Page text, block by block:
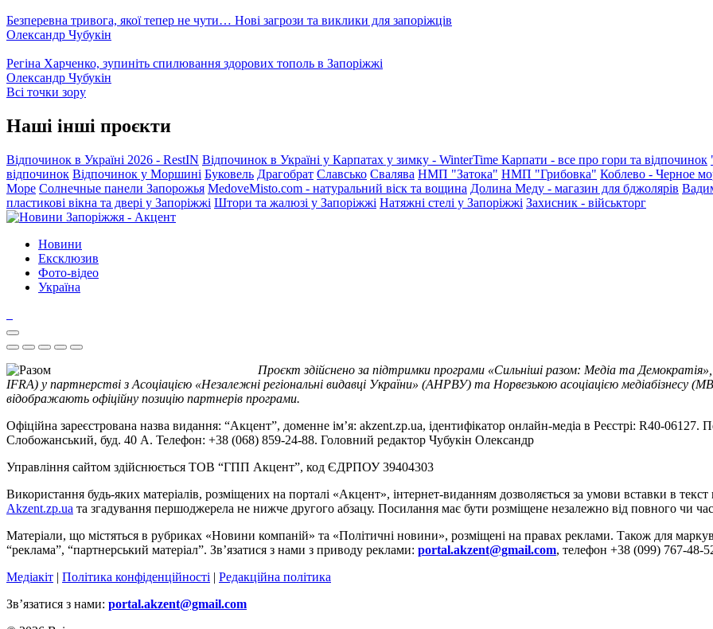
Безперевна тривога, якої тепер не чути… Нові загрози та виклики для запоріжців
Олександр Чубукін
Регіна Харченко, зупиніть спилювання здорових тополь в Запоріжжі
Олександр Чубукін
Всі точки зору
Наші інші проєкти
Відпочинок в Україні 2026 - RestIN Відпочинок в Україні у Карпатах у зимку - WinterTime Карпати - все про гори та відпочинок
відпочинок Відпочинок у Моршині Буковель Драгобрат Славсько Свалява НМП "Затока" НМП "Грибовка" Коблево - Черное
Море Солнечные панели Запорожья MedoveMisto.com - натуральний віск та вощина Долина Меду - магазин для бджолярів
пластикові вікна та двері у Запоріжжі Штори та жалюзі у Запоріжжі Натяжні стелі у Запоріжжі Захисник - військторг
Новини
Ексклюзив
Фото-відео
Україна
Проєкт здійснено за підтримки програми «Сильніші разом: Медіа та
IFRA) у партнерстві з Асоціацією «Незалежні регіональні видавці України» (АНРВУ) та Норвезькою асоціацією медіабізнесу
відображають офіційну позицію партнерів програми.
Офіційна зареєстрована назва видання: “Акцент”, доменне ім’я: akzent.zp.ua, ідентифікатор онлайн-медіа в Реєстрі: R40-
Слобожанський, буд. 40 А. Телефон: +38 (068) 859-24-88. Головний редактор Чубукін Олександр
Управління сайтом здійснюється ТОВ “ГПП Акцент”, код ЄДРПОУ 39404303
Використання будь-яких матеріалів, розміщених на порталі «Акцент», інтернет-виданням дозволяється за умови вставки в
Akzent.zp.ua та згадування першоджерела не нижче другого абзацу. Посилання має бути розміщене незалежно від повного чи
Матеріали, що містяться в рубриках «Новини компаній» та «Політичні новини», розміщені на правах реклами. Також для
“реклама”, “партнерський матеріал”. Зв’язатися з нами з приводу реклами: portal.akzent@gmail.com, телефон +38 (099) 767-48-
Медіакіт | Політика конфіденційності | Редакційна політика
Зв’язатися з нами: portal.akzent@gmail.com